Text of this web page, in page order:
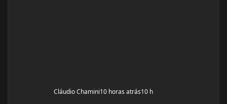
Cláudio Chamini10 horas atrás10 h